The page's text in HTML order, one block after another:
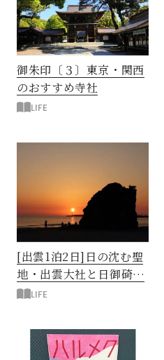
御朱印〔３〕東京・関西
のおすすめ寺社
LIFE
[出雲1泊2日]日の沈む聖
地・出雲大社と日御碕巡
り LIFE